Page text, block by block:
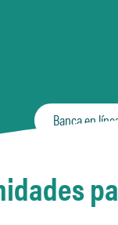
Banca en